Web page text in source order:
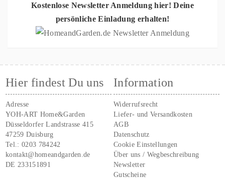
Kostenlose Newsletter Anmeldung hier! Deine
persönliche Einladung erhalten!
Hier findest Du uns
Adresse
YOH-ART Home&Garden
Düsseldorfer Landstrasse 415
47259 Duisburg
Tel.:0203 784242
kontakt@homeandgarden.de
DE 233151891
Information
Widerrufsrecht
Liefer- und Versandkosten
AGB
Datenschutz
Cookie Einstellungen
Über uns / Wegbeschreibung
Newsletter
Gutscheine